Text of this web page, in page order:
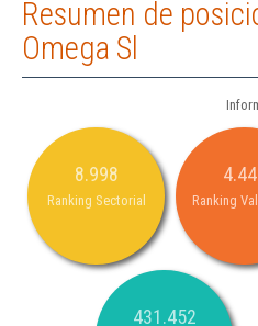
Resumen de
Omega Sl
8.998
Ranking Sectorial Ranking
431.452